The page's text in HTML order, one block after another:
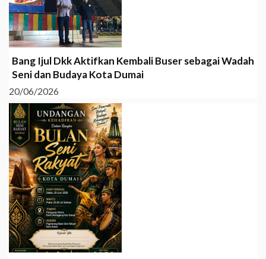
Bang Ijul Dkk Aktifkan Kembali Buser sebagai Wadah
Seni dan Budaya Kota Dumai
20/06/2026